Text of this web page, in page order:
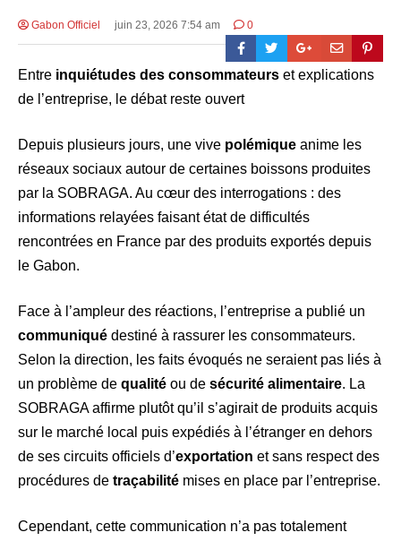
Gabon Officiel juin 23, 2026 7:54 am 0
Entre inquiétudes des consommateurs et explications
de l’entreprise, le débat reste ouvert
Depuis plusieurs jours, une vive polémique anime les
réseaux sociaux autour de certaines boissons produites
par la SOBRAGA. Au cœur des interrogations : des
informations relayées faisant état de difficultés
rencontrées en France par des produits exportés depuis
le Gabon.
Face à l’ampleur des réactions, l’entreprise a publié un
communiqué destiné à rassurer les consommateurs.
Selon la direction, les faits évoqués ne seraient pas liés à
un problème de qualité ou de sécurité alimentaire. La
SOBRAGA affirme plutôt qu’il s’agirait de produits acquis
sur le marché local puis expédiés à l’étranger en dehors
de ses circuits officiels d’exportation et sans respect des
procédures de traçabilité mises en place par l’entreprise.
Cependant, cette communication n’a pas totalement